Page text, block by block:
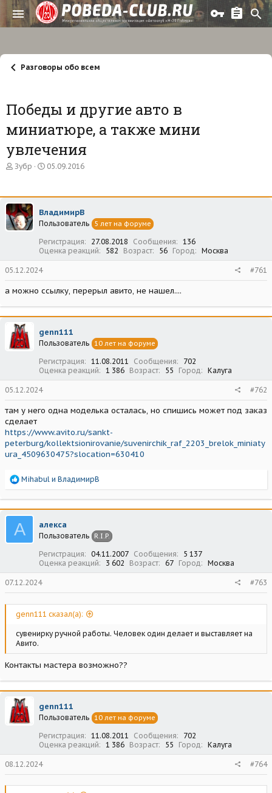
Разговоры обо всем
Победы и другие авто в
миниатюре, а также мини
увлечения
А
о
р
т
е
Зубр
Д
а
а
ч
л
а
05.09.2016
ВладимирВ
Пользователь 5 лет на форуме
Регистрация 27.08.2018 Сообщения
136
Оценка реакций
582 Возраст 56 Город Москва
05.12.2024 #761
а можно ссылку, перерыл авито, не нашел....
genn111
Пользователь 10 лет на форуме
Регистрация 11.08.2011 Сообщения
702
Оценка реакций
1 386 Возраст 55 Город Калуга
05.12.2024 #762
там у него одна моделька осталась, но спишись может под заказ
сделает
https://www.avito.ru/sankt-
peterburg/kollektsionirovanie/suvenirchik_raf_2203_brelok_miniaty
ura_4509630475?slocation=630410
Р
а
к
ц
и
и
Mihabul и ВладимирВ
А алекса
Пользователь R.I.P.
Регистрация 04.11.2007 Сообщения
5 137
Оценка реакций
3 602 Возраст 67 Город Москва
07.12.2024 #763
genn111 сказал(а):
сувенирку ручной работы. Человек один делает и выставляет на
Авито.
Контакты мастера возможно??
genn111
Пользователь 10 лет на форуме
Регистрация 11.08.2011 Сообщения
702
Оценка реакций
1 386 Возраст 55 Город Калуга
08.12.2024 #764